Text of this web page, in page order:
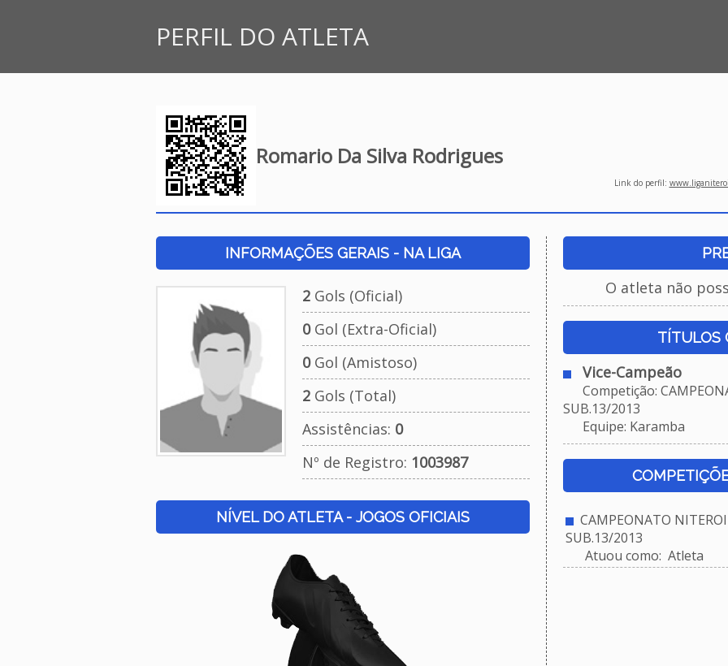
PERFIL DO ATLETA
Romario Da Silva Rodrigues
Link do perfil:
INFORMAÇÕES GERAIS - NA LIGA
2Gols (Oficial)
0Gol (Extra-Oficial)
0Gol (Amistoso)
2Gols (Total)
Assistências: 0
Nº de Registro: 1003987
NÍVEL DO ATLETA - JOGOS OFICIAIS
O atleta não
TÍTULOS
Vice-Campeão
Competição:
SUB.13/2013
Equipe: Karamba
CAMPEONATO
SUB.13/2013
Atuou como: Atleta